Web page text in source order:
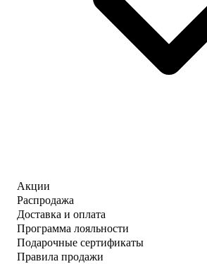
Акции
Распродажа
Доставка и оплата
Программа лояльности
Подарочные сертификаты
Правила продажи